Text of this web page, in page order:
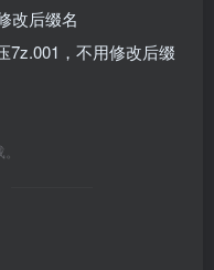
改后缀名
7z.001，不用修改后缀